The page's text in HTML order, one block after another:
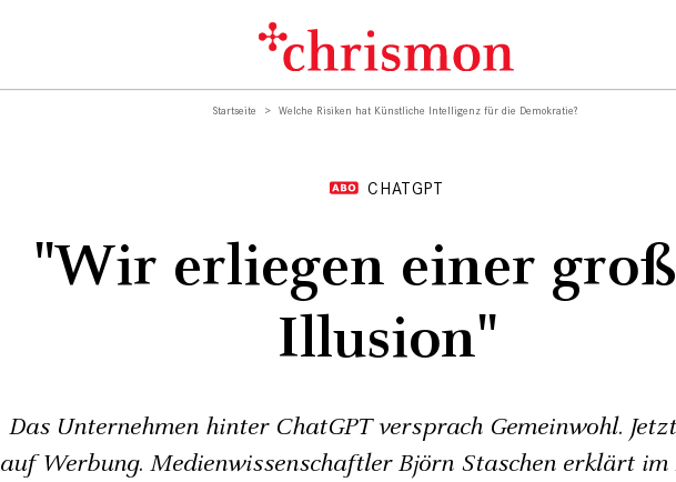
Startseite Welche Risiken hat Künstliche Intelligenz für die Demokratie?
CHATGPT
"Wir erliegen einer
Illusion"
Das Unternehmen hinter ChatGPT versprach Gemeinwohl.
auf Werbung. Medienwissenschaftler Björn Staschen erklärt